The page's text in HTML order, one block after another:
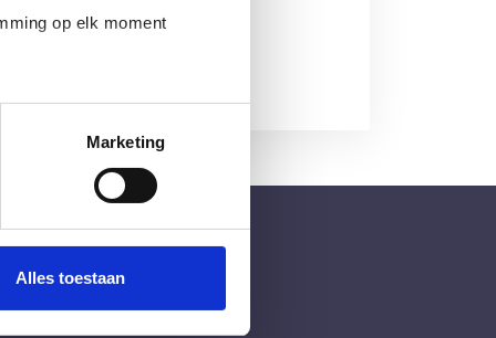
op elk moment
Marketing
Alles toestaan
voor